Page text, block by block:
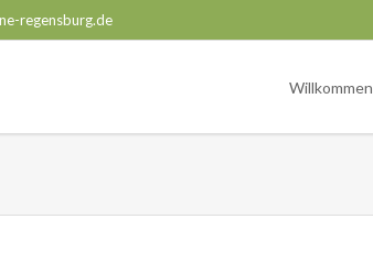
regensburg.de
Willkommen